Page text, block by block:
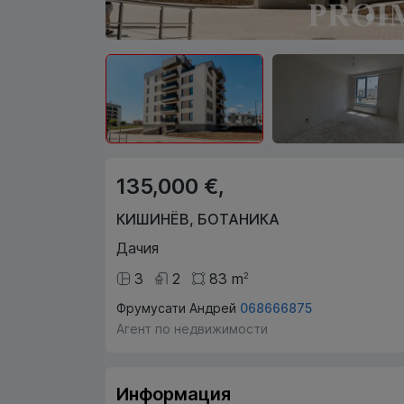
135,000 €,
КИШИНЁВ, БОТАНИКА
Дачия
3
2 83 m2
Фрумусати Андрей 068666875
Агент по недвижимости
Информация